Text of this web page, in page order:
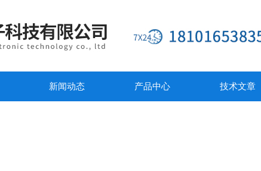
新闻动态 产品中心 技术文章